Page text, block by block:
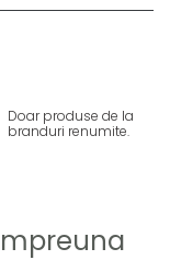
Doar produse de la
branduri renumite.